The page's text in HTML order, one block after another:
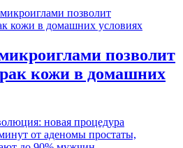
позволит
кожи в домашних